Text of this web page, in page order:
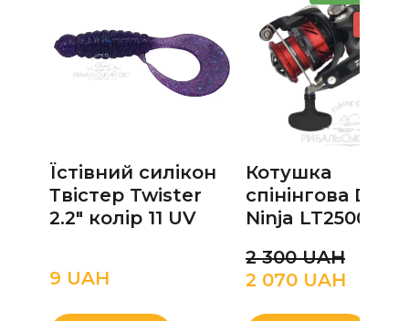
Їстівний силікон
Твістер Twister
2.2" колір 11 UV
9 UAН
Котушка
спінінгова
Ninja LT2500
2 300 UAН
2 070 UAН